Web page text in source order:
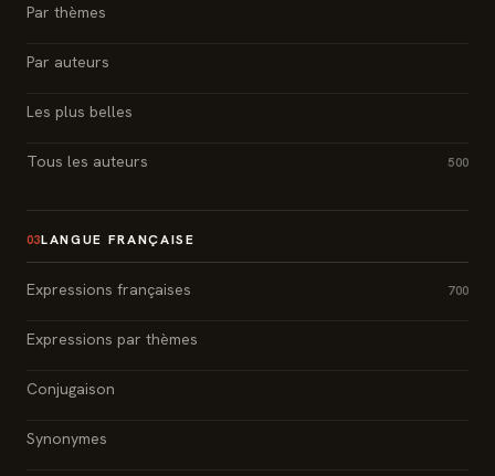
Par thèmes
Par auteurs
Les plus belles
Tous les auteurs 500
03LANGUE FRANÇAISE
Expressions françaises 700
Expressions par thèmes
Conjugaison
Synonymes